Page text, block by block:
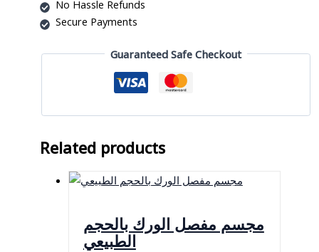
No Hassle Refunds
Secure Payments
Guaranteed Safe Checkout
Related products
مجسم مفصل الورك بالحجم
الطبيعي